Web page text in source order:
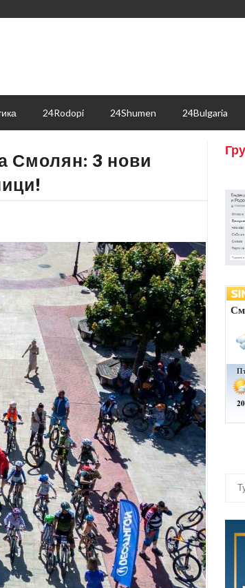
24Rodopi 24Shumen 24Bulgaria
Смолян: 3 нови